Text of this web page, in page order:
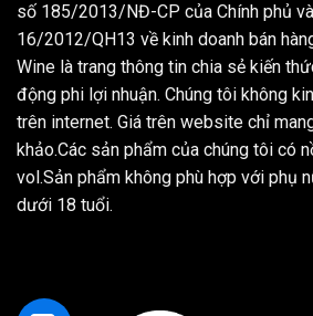
Tuy nhỏ nhưng “đặc điểm Xì Gà Mini”
đa dạng và phong phú, mang đến cho
lựa chọn và trải nghiệm thú vị.
Cách sử dụng và bảo quản Xì
Sử dụng Xì Gà Mini cũng không khác
thông thường. Đầu tiên, bạn cần cắt
số 185/2013/NĐ-CP của Chính phủ
16/2012/QH13 về kinh doanh bán
Wine là trang thông tin chia sẻ kiến
động phi lợi nhuận. Chúng tôi không
trên internet. Giá trên website chỉ
khảo.Các sản phẩm của chúng tôi có
vol.Sản phẩm không phù hợp với phụ
dưới 18 tuổi.